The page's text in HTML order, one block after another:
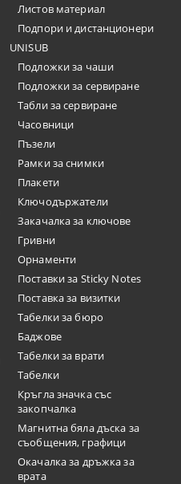
Листов материал
Подпори и дистанционери
UNISUB
Подложки за чаши
Подложки за сервиране
Табли за сервиране
Часовници
Пъзели
Рамки за снимки
Плакети
Ключодържатели
Закачалка за ключове
Гривни
Орнаменти
Поставки за Sticky Notes
Поставка за визитки
Tабелки за бюро
Баджове
Табелки за врати
Табелки
Кръгла значка със
закопчалка
Магнитна бяла дъска за
съобщения, графици
Окачалка за дръжка за
врата